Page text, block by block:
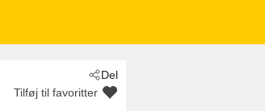
Del
Tilføj til favoritter